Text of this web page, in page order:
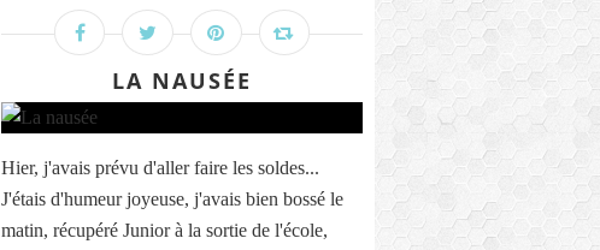
LA NAUSÉE
Hier, j'avais prévu d'aller faire les soldes...
J'étais d'humeur joyeuse, j'avais bien bossé le
matin, récupéré Junior à la sortie de l'école,